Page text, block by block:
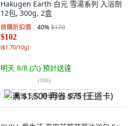
Hakugen Earth 白元 雪湯系列 入浴劑
12包, 300g, 2盒
首購折扣價 40%$170
$102
($1.70/10g)
明天 8/8 (六) 預計送達
(106)
满 $1,500 再省 $75 (王道卡)